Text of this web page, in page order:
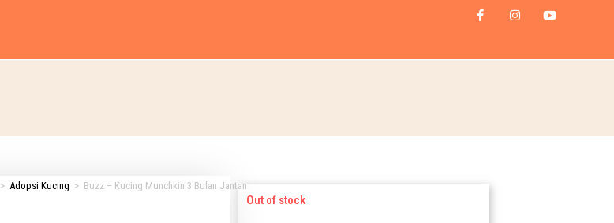
> Adopsi Kucing > Buzz – Kucing Munchkin 3 Bulan Jantan
Out of stock